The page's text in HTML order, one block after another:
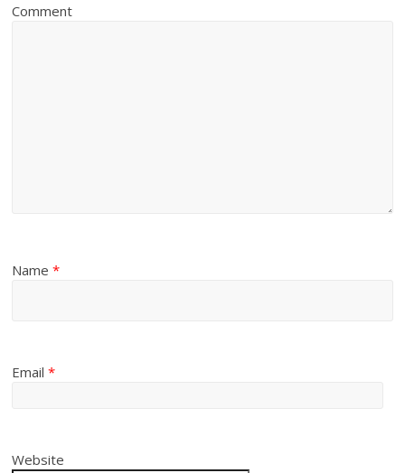
Comment
Name*
Email*
Website